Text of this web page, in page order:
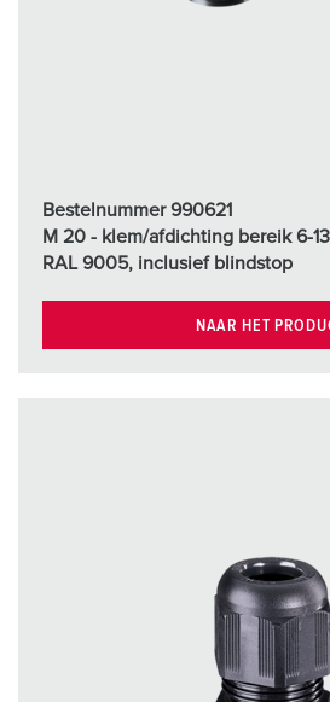
Bestelnummer 990621
M 20 - klem/afdichting bereik 6-
RAL 9005, inclusief blindstop
NAAR HET